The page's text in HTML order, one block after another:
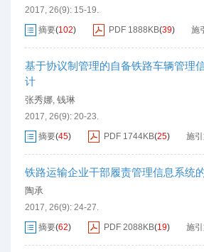
2017, 26(9): 15-19.
摘要(102) PDF 1888KB(39) 施
基于协议制管理的自备铁路车辆管理
计
张秀娜, 钱琳
2017, 26(9): 20-23.
摘要(45) PDF 1744KB(25) 施
铁路运输企业干部履责管理信息系统
陶承
2017, 26(9): 24-27.
摘要(62) PDF 2088KB(19) 施